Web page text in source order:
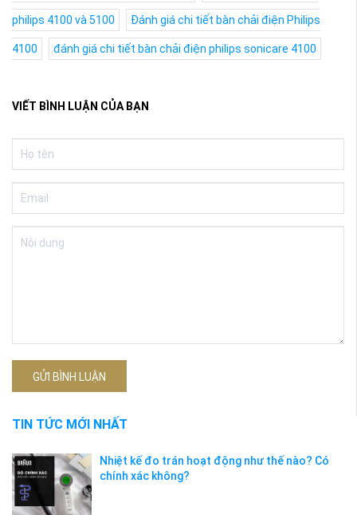
philips 4100 và 5100 Đánh giá chi tiết bàn chải điện Philips
4100 đánh giá chi tiết bàn chải điện philips sonicare 4100
VIẾT BÌNH LUẬN CỦA BẠN
GỬI BÌNH LUẬN
TIN TỨC MỚI NHẤT
Nhiệt kế đo trán hoạt động như thế nào? Có
chính xác không?